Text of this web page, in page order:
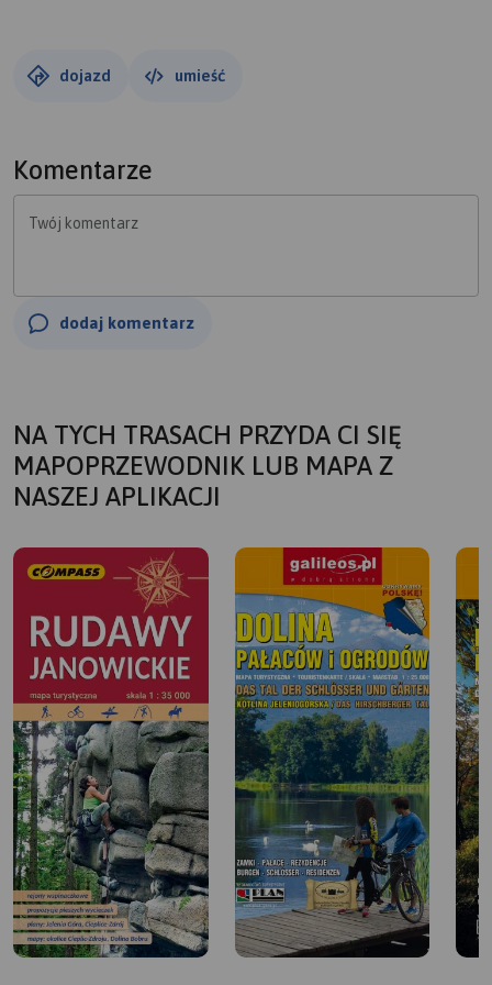
dojazd umieść
Komentarze
Twój komentarz
dodaj komentarz
NA TYCH TRASACH PRZYDA CI SIĘ
MAPOPRZEWODNIK LUB MAPA Z
NASZEJ APLIKACJI